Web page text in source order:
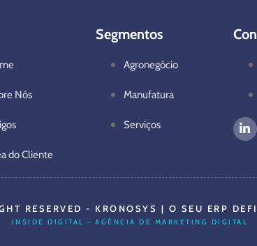
Nós
do Cliente
Segmentos
Agronegócio
Manufatura
Serviços
RESERVED - KRONOSYS | O SEU ERP
INSIDE DIGITAL - AGÊNCIA DE MARKETING DIGITAL